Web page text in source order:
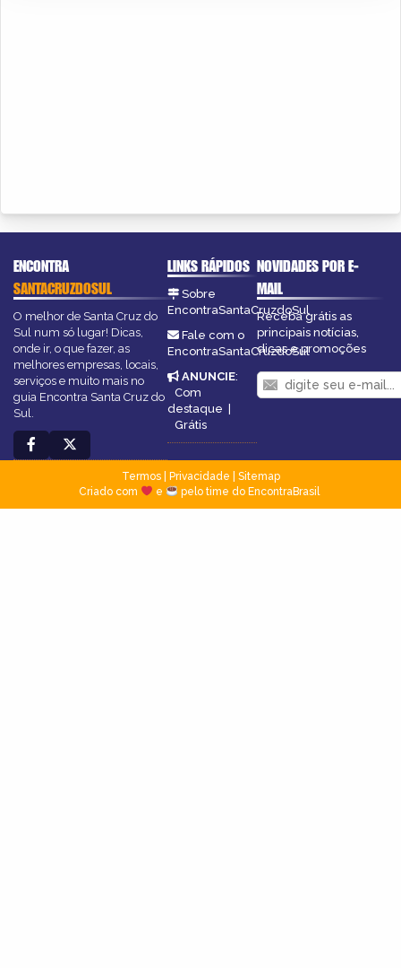
ENCONTRA
SANTACRUZDOSUL
O melhor de Santa Cruz do
Sul num só lugar! Dicas,
onde ir, o que fazer, as
melhores empresas, locais,
serviços e muito mais no
guia Encontra Santa Cruz do
Sul.
LINKS RÁPIDOS
Sobre
EncontraSantaCruzdoSul
Fale com o
EncontraSantaCruzdoSul
ANUNCIE:
Com
destaque |
Grátis
NOVIDADES POR E-
MAIL
Receba grátis as
principais notícias,
dicas e promoções
Termos| Privacidade
Sitemap
Criado com
e pelo time do EncontraBrasil